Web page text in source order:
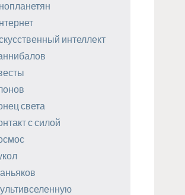
интеллект
света
с силой